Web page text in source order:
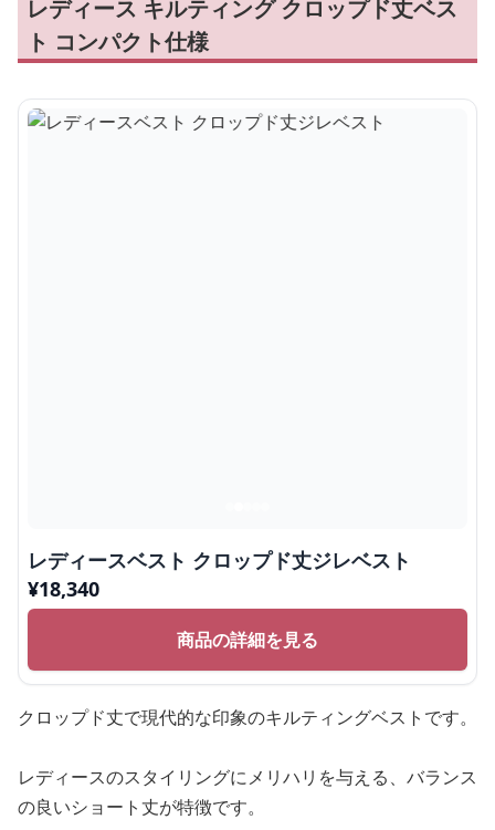
レディース キルティング クロップド丈ベス
ト コンパクト仕様
レディースベスト クロップド丈ジレベスト
¥18,340
商品の詳細を見る
クロップド丈で現代的な印象のキルティングベストです。
レディースのスタイリングにメリハリを与える、バランス
の良いショート丈が特徴です。